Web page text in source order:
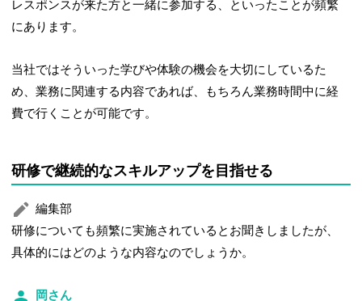
レスポンスが来た方と一緒に参加する、といったことが頻繁
にあります。
当社ではそういった学びや体験の機会を大切にしているた
め、業務に関連する内容であれば、もちろん業務時間中に経
費で行くことが可能です。
研修で継続的なスキルアップを目指せる
編集部
研修についても頻繁に実施されているとお聞きしましたが、
具体的にはどのような内容なのでしょうか。
岡さん